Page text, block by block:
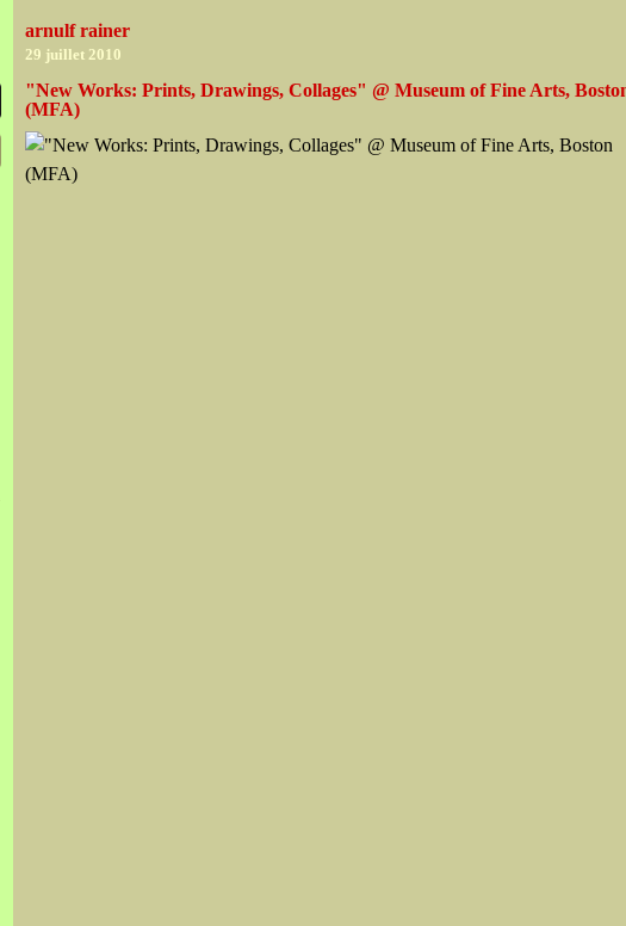
arnulf rainer
29 juillet 2010
"New Works: Prints, Drawings, Collages" @ Museum of Fine Arts,
(MFA)